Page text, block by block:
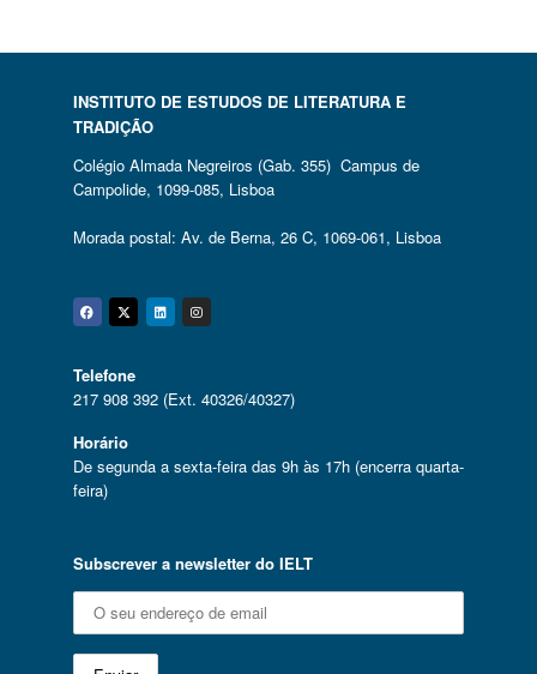
INSTITUTO DE ESTUDOS DE LITERATURA E
TRADIÇÃO
Colégio Almada Negreiros (Gab. 355) Campus de
Campolide, 1099-085, Lisboa
Morada postal: Av. de Berna, 26 C, 1069-061, Lisboa
Facebook
Twitter
Linkedin
Instagram
Telefone
217 908 392 (Ext. 40326/40327)
Horário
De segunda a sexta-feira das 9h às 17h (encerra quarta-
feira)
Subscrever a newsletter do IELT